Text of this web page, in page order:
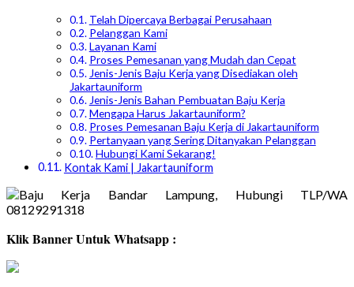
Telah Dipercaya Berbagai Perusahaan
Pelanggan Kami
Layanan Kami
Proses Pemesanan yang Mudah dan Cepat
Jenis-Jenis Baju Kerja yang Disediakan oleh
Jakartauniform
Jenis-Jenis Bahan Pembuatan Baju Kerja
Mengapa Harus Jakartauniform?
Proses Pemesanan Baju Kerja di Jakartauniform
Pertanyaan yang Sering Ditanyakan Pelanggan
Hubungi Kami Sekarang!
Kontak Kami | Jakartauniform
Klik Banner Untuk Whatsapp :